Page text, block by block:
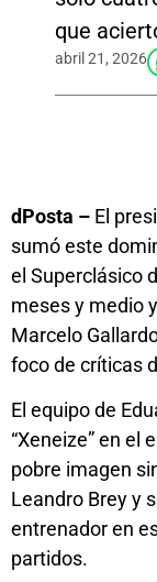
que
abril 21, 2026
dPosta – El
sumó este
el Superclásico
meses y medio
Marcelo
foco de críticas
El equipo de
“Xeneize” en el
pobre imagen
Leandro Brey y
entrenador en
partidos.